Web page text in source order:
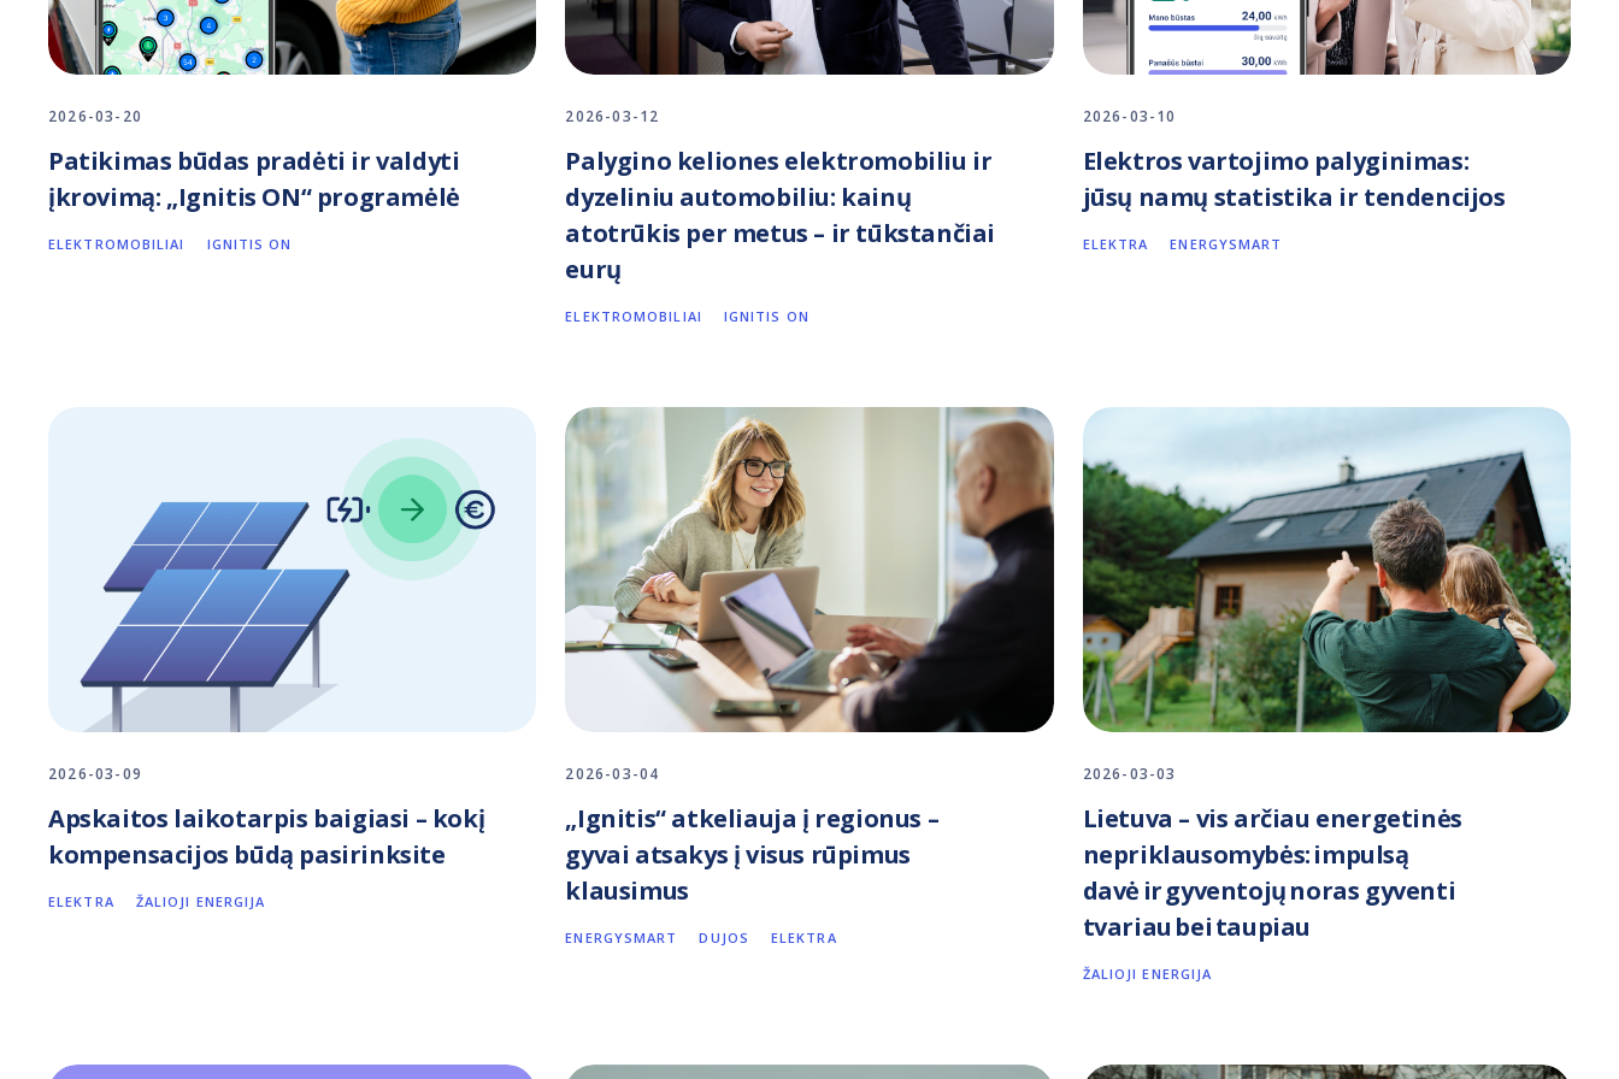
2026-03-20
Patikimas būdas pradėti ir valdyti
įkrovimą: „Ignitis ON“ programėlė
ELEKTROMOBILIAI IGNITIS ON
2026-03-12
Palygino keliones elektromobiliu ir
dyzeliniu automobiliu: kainų
atotrūkis per metus – ir tūkstančiai
eurų
ELEKTROMOBILIAI IGNITIS ON
2026-03-10
Elektros vartojimo palyginimas:
jūsų namų statistika ir tendencijos
ELEKTRA ENERGYSMART
2026-03-09
Apskaitos laikotarpis baigiasi – kokį
kompensacijos būdą pasirinksite
ELEKTRA ŽALIOJI ENERGIJA
2026-03-04
„Ignitis“ atkeliauja į regionus –
gyvai atsakys į visus rūpimus
klausimus
ENERGYSMART DUJOS ELEKTRA
2026-03-03
Lietuva – vis arčiau energetinės
nepriklausomybės: impulsą
davė ir gyventojų noras gyventi
tvariau bei taupiau
ŽALIOJI ENERGIJA